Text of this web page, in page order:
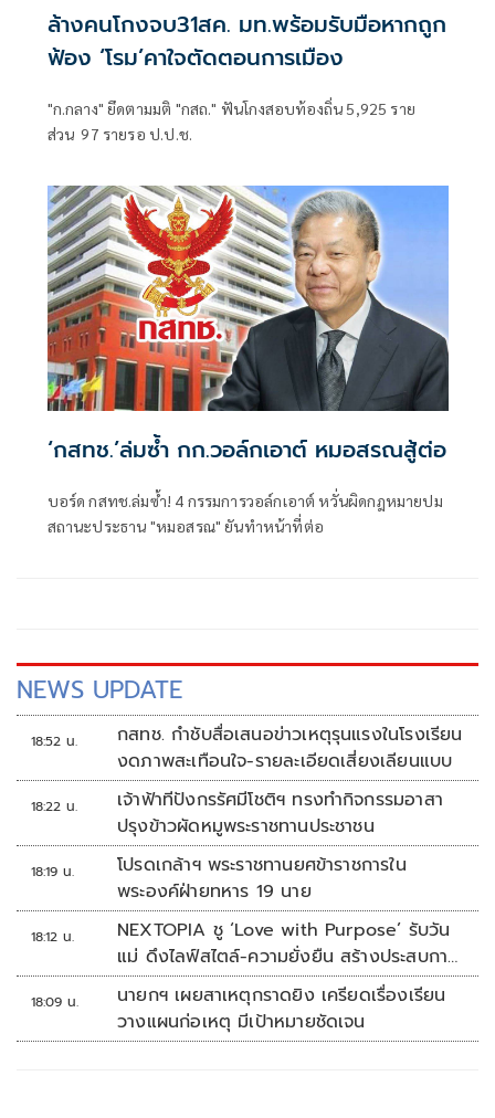
ล้างคนโกงจบ31สค. มท.พร้อมรับมือหากถูก
ฟ้อง ‘โรม’คาใจตัดตอนการเมือง
"ก.กลาง" ยึดตามมติ "กสถ." ฟันโกงสอบท้องถิ่น 5,925 ราย
ส่วน 97 รายรอ ป.ป.ช.
‘กสทช.’ล่มซํ้า กก.วอล์กเอาต์ หมอสรณสู้ต่อ
บอร์ด กสทช.ล่มซ้ำ! 4 กรรมการวอล์กเอาต์ หวั่นผิดกฎหมายปม
สถานะประธาน "หมอสรณ" ยันทำหน้าที่ต่อ
NEWS UPDATE
18:52 น.
กสทช. กำชับสื่อเสนอข่าวเหตุรุนแรงในโรงเรียน
งดภาพสะเทือนใจ-รายละเอียดเสี่ยงเลียนแบบ
18:22 น.
เจ้าฟ้าทีปังกรรัศมีโชติฯ ทรงทำกิจกรรมอาสา
ปรุงข้าวผัดหมูพระราชทานประชาชน
18:19 น.
โปรดเกล้าฯ พระราชทานยศข้าราชการใน
พระองค์ฝ่ายทหาร 19 นาย
18:12 น.
NEXTOPIA ชู ‘Love with Purpose’ รับวัน
แม่ ดึงไลฟ์สไตล์-ความยั่งยืน สร้างประสบกา
รณ์ช้อปปิงมีความหมาย
18:09 น.
นายกฯ เผยสาเหตุกราดยิง เครียดเรื่องเรียน
วางแผนก่อเหตุ มีเป้าหมายชัดเจน